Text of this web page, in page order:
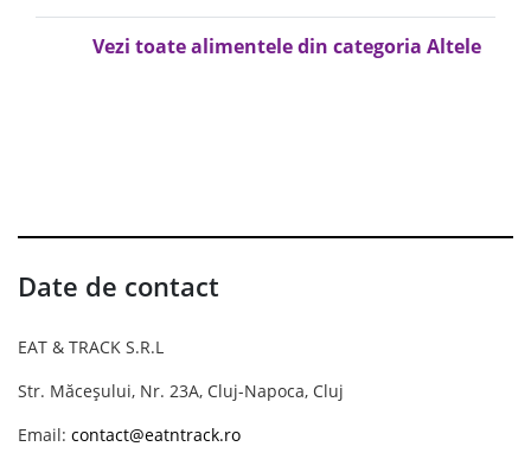
Vezi toate alimentele din categoria Altele
Date de contact
EAT & TRACK S.R.L
Str. Măceșului, Nr. 23A, Cluj-Napoca, Cluj
Email: contact@eatntrack.ro